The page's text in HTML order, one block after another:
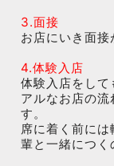
3.面接
お店にいき面接
4.体験入店
体験入店をして
アルなお店の
す。
席に着く前に
輩と一緒につく